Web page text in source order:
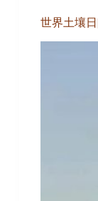
世界土壤